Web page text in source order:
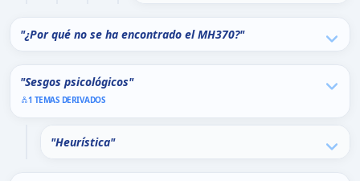
"¿Por qué no se ha encontrado el MH370?"
"Sesgos psicológicos"
1 TEMAS DERIVADOS
"Heurística"